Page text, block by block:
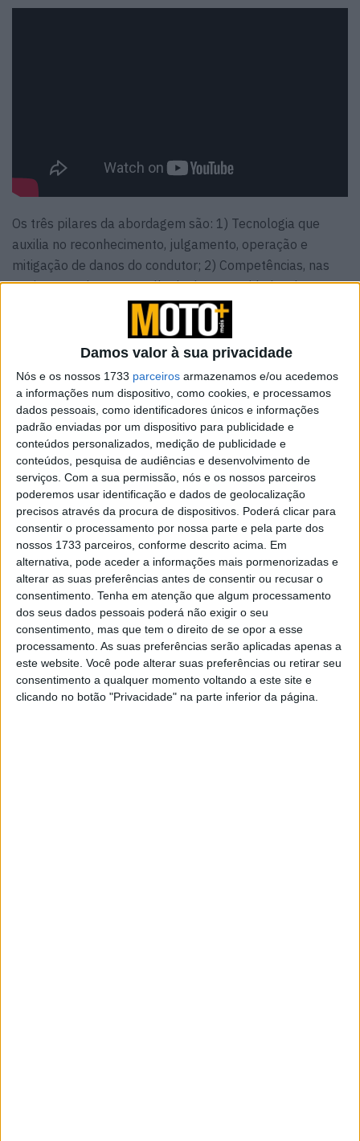
Damos valor à sua privacidade
Nós e os nossos 1733 parceiros armazenamos e/ou acedemos
a informações num dispositivo, como cookies, e processamos
dados pessoais, como identificadores únicos e informações
padrão enviadas por um dispositivo para publicidade e
conteúdos personalizados, medição de publicidade e
conteúdos, pesquisa de audiências e desenvolvimento de
serviços. Com a sua permissão, nós e os nossos parceiros
poderemos usar identificação e dados de geolocalização
precisos através da procura de dispositivos. Poderá clicar para
consentir o processamento por nossa parte e pela parte dos
nossos 1733 parceiros, conforme descrito acima. Em
alternativa, pode aceder a informações mais pormenorizadas e
alterar as suas preferências antes de consentir ou recusar o
consentimento. Tenha em atenção que algum processamento
dos seus dados pessoais poderá não exigir o seu
consentimento, mas que tem o direito de se opor a esse
processamento. As suas preferências serão aplicadas apenas a
este website. Você pode alterar suas preferências ou retirar seu
consentimento a qualquer momento voltando a este site e
clicando no botão "Privacidade" na parte inferior da página.
Os três pilares da abordagem são: 1) Tecnologia que
auxilia no reconhecimento, julgamento, operação e
mitigação de danos do condutor; 2) Competências, nas
quais encorajamos a melhoria das capacidades de
condução dos utilizadores,; 3) Conectividade, onde a
Nuvem é utilizada para fornecer feedback para iniciativas
de segurança.
Para destacar o pilar tecnológico nesta questão, falámos
com os criadores do Sistema Avançado de Assistência à
Estabilização de Motociclos (AMSAS). Uma vez que está
naturalmente ligado a Jin-Ki Anzen, perguntámos sobre
os seus objectivos e o valor que oferece.
Uma Ajuda ao Condutor para Melhorar a
Estabilidade com Arranques e a Baixa
Velocidade